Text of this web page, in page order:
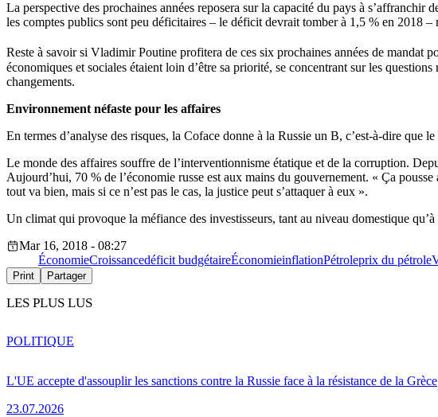
La perspective des prochaines années reposera sur la capacité du pays à
les comptes publics sont peu déficitaires – le déficit devrait tomber à 1,5 % en 2018
Reste à savoir si Vladimir Poutine profitera de ces six prochaines années de mandat
économiques et sociales étaient loin d’être sa priorité, se concentrant sur les
changements.
Environnement néfaste pour les affaires
En termes d’analyse des risques, la Coface donne à la Russie un B, c’est-à-dire que
Le monde des affaires souffre de l’interventionnisme étatique et de la corruption.
Aujourd’hui, 70 % de l’économie russe est aux mains du gouvernement. « Ça
tout va bien, mais si ce n’est pas le cas, la justice peut s’attaquer à eux ».
Un climat qui provoque la méfiance des investisseurs, tant au niveau domestique
Mar 16, 2018 - 08:27
ÉconomieCroissancedéficit budgétaireÉconomieinflationPétroleprix du pétrole
Print Partager
LES PLUS LUS
L'UE accepte d'assouplir les sanctions contre la Russie face à la résistance de la Grèce
23.07.2026
POLITIQUE